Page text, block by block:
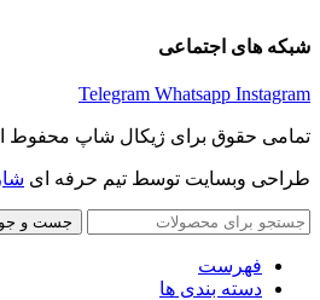
شبکه های اجتماعی
Telegram Whatsapp Instagram
تمامی حقوق برای ژیکال شاپ
طراحی وبسایت توسط تیم حرفه ای
جست و جو
فهرست
دسته بندی ها